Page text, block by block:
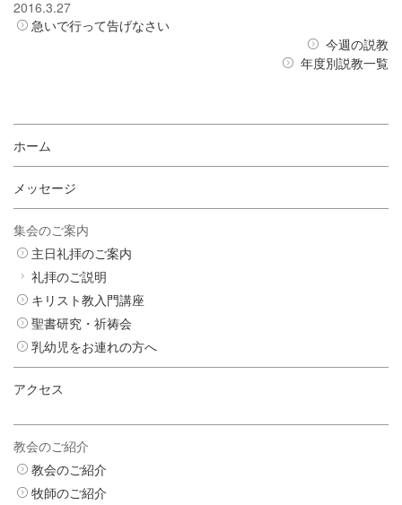
2016.3.27
急いで行って告げなさい
今週の説教
年度別説教一覧
ホーム
メッセージ
集会のご案内
主日礼拝のご案内
礼拝のご説明
キリスト教入門講座
聖書研究・祈祷会
乳幼児をお連れの方へ
アクセス
教会のご紹介
教会のご紹介
牧師のご紹介